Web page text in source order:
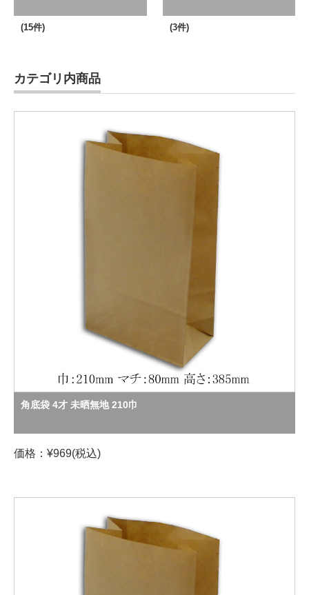
(15件) (3件)
カテゴリ内商品
角底袋 4才 未晒無地 210巾
価格：¥969(税込)